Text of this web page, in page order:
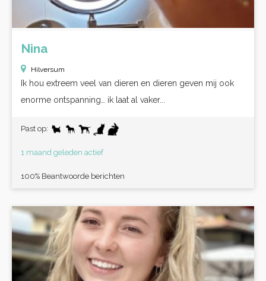
Nina
Hilversum
Ik hou extreem veel van dieren en dieren geven mij ook
enorme ontspanning… ik laat al vaker...
Past op:
1 maand geleden actief
100% Beantwoorde berichten